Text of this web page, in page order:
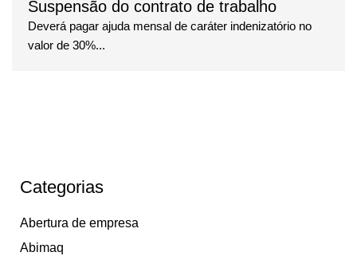
Suspensão do contrato de trabalho
Deverá pagar ajuda mensal de caráter indenizatório no
valor de 30%...
Categorias
Abertura de empresa
Abimaq